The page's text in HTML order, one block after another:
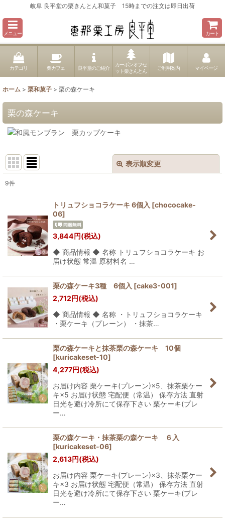
岐阜 良平堂の栗きんとん和菓子 15時までの注文は即日出荷
メニュー カート
カテゴリ 栗カフェ 良平堂のご紹介
カーボンオフセ
ット栗きんとん
ご利用案内 マイページ
ホーム > 栗和菓子 > 栗の森ケーキ
栗の森ケーキ
表示順変更
並び順:
9件
トリュフショコラケーキ 6個入 [chococake-
06]
3,844円(税込)
◆ 商品情報 ◆ 名称 トリュフショコラケーキ お
届け状態 常温 原材料名 …
栗の森ケーキ3種 6個入 [cake3-001]
2,712円(税込)
◆ 商品情報 ◆ 名称 ・トリュフショコラケーキ
・栗ケーキ（プレーン） ・抹茶…
栗の森ケーキと抹茶栗の森ケーキ 10個
[kuricakeset-10]
4,277円(税込)
お届け内容 栗ケーキ(プレーン)×5、抹茶栗ケー
キ×5 お届け状態 宅配便（常温） 保存方法 直射
日光を避け冷所にて保存下さい 栗ケーキ(プレ
ー…
栗の森ケーキ・抹茶栗の森ケーキ ６入
[kuricakeset-06]
2,613円(税込)
お届け内容 栗ケーキ(プレーン)×3、抹茶栗ケー
キ×3 お届け状態 宅配便（常温） 保存方法 直射
日光を避け冷所にて保存下さい 栗ケーキ(プレ
ー…